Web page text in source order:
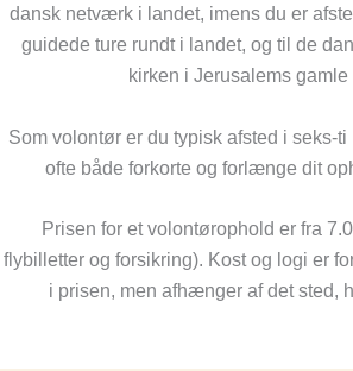
dansk netværk i landet, imens du er
guidede ture rundt i landet, og til de
kirken i Jerusalems gamle
Som volontør er du typisk afsted i seks-
ofte både forkorte og forlænge dit
Prisen for et volontørophold er fra
flybilletter og forsikring). Kost og logi er
i prisen, men afhænger af det sted,